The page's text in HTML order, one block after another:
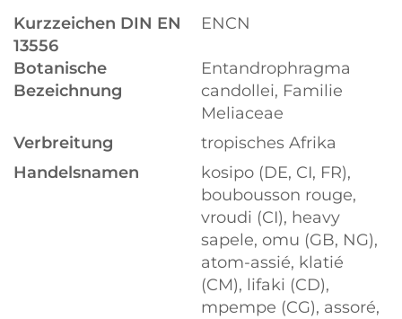
Kurzzeichen DIN EN
13556
ENCN
Botanische
Bezeichnung
Entandrophragma
candollei, Familie
Meliaceae
Verbreitung
tropisches Afrika
Handelsnamen
kosipo (DE, CI, FR),
boubousson rouge,
vroudi (CI), heavy
sapele, omu (GB, NG),
atom-assié, klatié
(CM), lifaki (CD),
mpempe (CG), assoré,